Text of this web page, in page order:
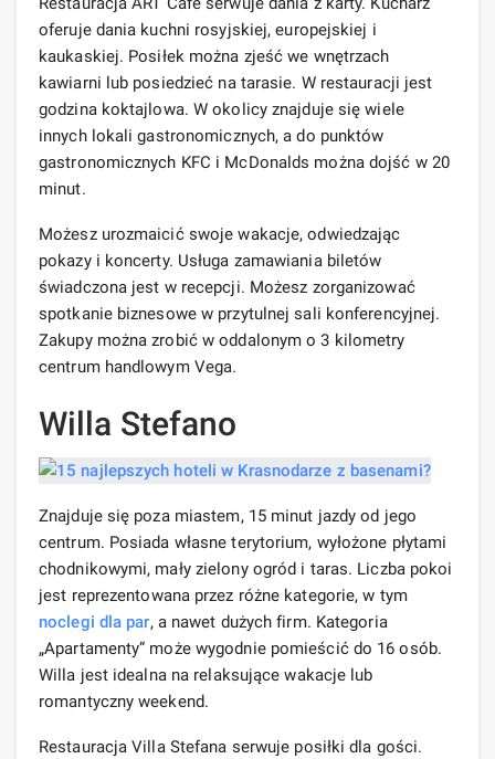
oferuje dania kuchni rosyjskiej, europejskiej i
kaukaskiej. Posiłek można zjeść we wnętrzach
kawiarni lub posiedzieć na tarasie. W restauracji jest
godzina koktajlowa. W okolicy znajduje się wiele
innych lokali gastronomicznych, a do punktów
gastronomicznych KFC i McDonalds można dojść w 20
minut.
Możesz urozmaicić swoje wakacje, odwiedzając
pokazy i koncerty. Usługa zamawiania biletów
świadczona jest w recepcji. Możesz zorganizować
spotkanie biznesowe w przytulnej sali konferencyjnej.
Zakupy można zrobić w oddalonym o 3 kilometry
centrum handlowym Vega.
Willa Stefano
Znajduje się poza miastem, 15 minut jazdy od jego
centrum. Posiada własne terytorium, wyłożone płytami
chodnikowymi, mały zielony ogród i taras. Liczba pokoi
jest reprezentowana przez różne kategorie, w tym
noclegi dla par, a nawet dużych firm. Kategoria
„Apartamenty” może wygodnie pomieścić do 16 osób.
Willa jest idealna na relaksujące wakacje lub
romantyczny weekend.
Restauracja Villa Stefana serwuje posiłki dla gości.